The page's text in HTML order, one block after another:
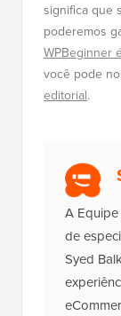
significa que
poderemos
WPBeginner
você pode
editorial.
A
de
Syed